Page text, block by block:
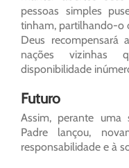
pessoas simples
tinham, partilhando-o
Deus recompensará
nações vizinhas
disponibilidade
Futuro
Assim, perante uma
Padre lançou,
responsabilidade e à